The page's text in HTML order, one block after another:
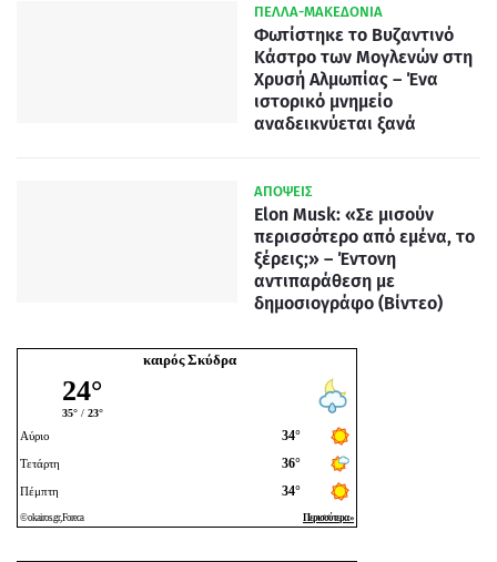
ΠΕΛΛΑ-ΜΑΚΕΔΟΝΙΑ
Φωτίστηκε το Βυζαντινό
Κάστρο των Μογλενών στη
Χρυσή Αλμωπίας – Ένα
ιστορικό μνημείο
αναδεικνύεται ξανά
ΑΠΟΨΕΙΣ
Elon Musk: «Σε μισούν
περισσότερο από εμένα, το
ξέρεις;» – Έντονη
αντιπαράθεση με
δημοσιογράφο (Βίντεο)
καιρός Σκύδρα